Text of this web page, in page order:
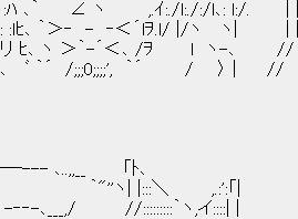
､｀ ∠ ヽ ,.ｲ:./l:./:/l､: l:/. |
｀＞‐ - ‐＜´lｦ.l/ |/ヽ ヽ| |
ヽ ＞｀-´＜､ /ｦ l ヽ-､ //
´ /;;;0;;;;', ｀´ / 〉 | //
..,,__ 「ﾄ､
| |:::＼ ,.:':「|
//:::::::::｀ヽ,イ::::| |